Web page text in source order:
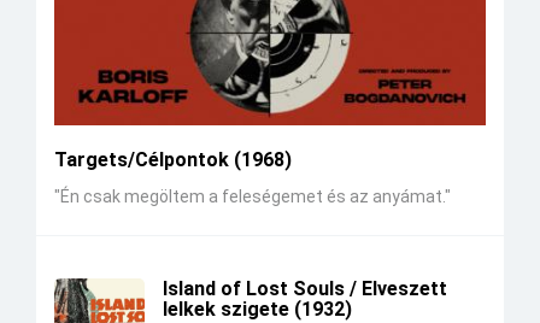
Targets/Célpontok (1968)
"Én csak megöltem a feleségemet és az anyámat."
Island of Lost Souls / Elveszett
lelkek szigete (1932)